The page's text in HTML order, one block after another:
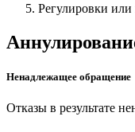
Регулировки
Ненадлежащее обращение
Отказы в результате